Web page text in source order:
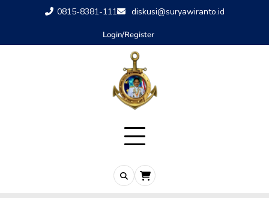
0815-8381-111 diskusi@suryawiranto.id
Login/Register